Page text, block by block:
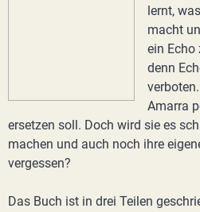
lernt,
macht
ein Echo
denn
Amarra
ersetzen soll. Doch wird sie es
machen und auch noch ihre
vergessen?
Das Buch ist in drei Teilen